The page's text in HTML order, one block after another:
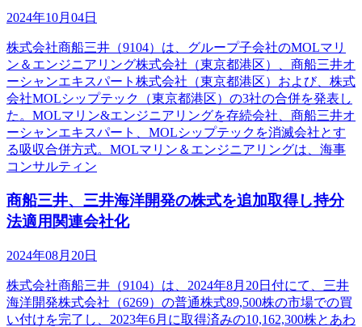
2024年10月04日
株式会社商船三井（9104）は、グループ子会社のMOLマリ
ン＆エンジニアリング株式会社（東京都港区）、商船三井オ
ーシャンエキスパート株式会社（東京都港区）および、株式
会社MOLシップテック（東京都港区）の3社の合併を発表し
た。MOLマリン&エンジニアリングを存続会社、商船三井オ
ーシャンエキスパート、MOLシップテックを消滅会社とす
る吸収合併方式。MOLマリン＆エンジニアリングは、海事
コンサルティン
商船三井、三井海洋開発の株式を追加取得し持分
法適用関連会社化
2024年08月20日
株式会社商船三井（9104）は、2024年8月20日付にて、三井
海洋開発株式会社（6269）の普通株式89,500株の市場での買
い付けを完了し、2023年6月に取得済みの10,162,300株とあわ